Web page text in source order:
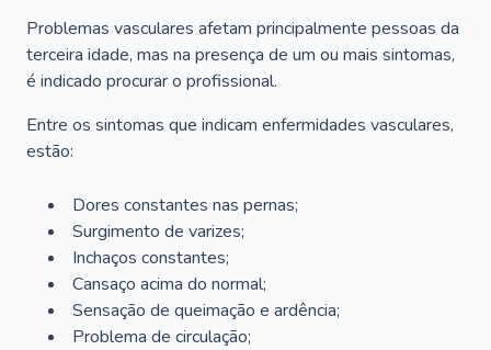
Problemas vasculares afetam principalmente pessoas da
terceira idade, mas na presença de um ou mais sintomas,
é indicado procurar o profissional.
Entre os sintomas que indicam enfermidades vasculares,
estão:
Dores constantes nas pernas;
Surgimento de varizes;
Inchaços constantes;
Cansaço acima do normal;
Sensação de queimação e ardência;
Problema de circulação;